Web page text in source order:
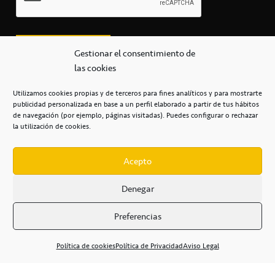
Gestionar el consentimiento de
las cookies
Utilizamos cookies propias y de terceros para fines analíticos y para mostrarte
publicidad personalizada en base a un perfil elaborado a partir de tus hábitos
de navegación (por ejemplo, páginas visitadas). Puedes configurar o rechazar
la utilización de cookies.
Acepto
Denegar
Preferencias
Política de cookiesPolítica de PrivacidadAviso Legal
secretaria@cbcanarias.es
+34 922 253 684
Casa del Deporte / 38108 – La Laguna
POLÍTICA DE PRIVACIDAD / POLÍTICA DE COOKIES /
AVISO LEGAL / CONDICIONES